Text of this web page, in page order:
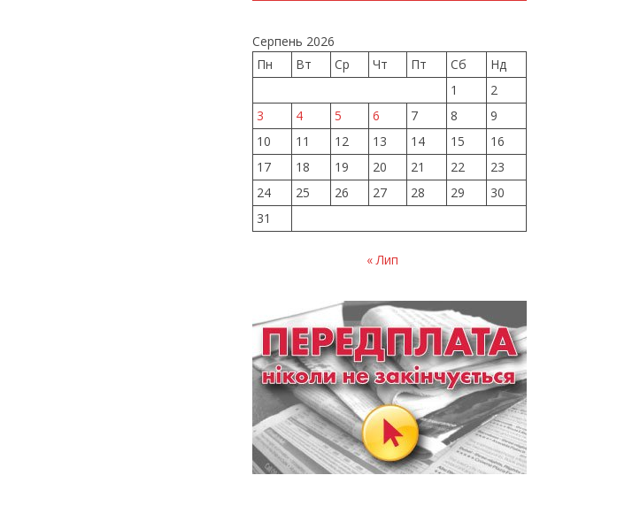
Серпень 2026
Пн
Вт Ср Чт Пт Сб
Нд
1
2
3
4 5 6 7 8
9
10
11 12 13 14 15
16
17
18 19 20 21 22
23
24
25 26 27 28 29
30
31
« Лип